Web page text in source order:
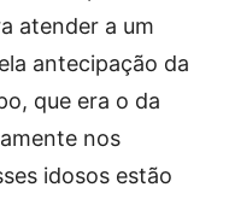
atender a um
antecipação da
que era o da
nos
idosos estão